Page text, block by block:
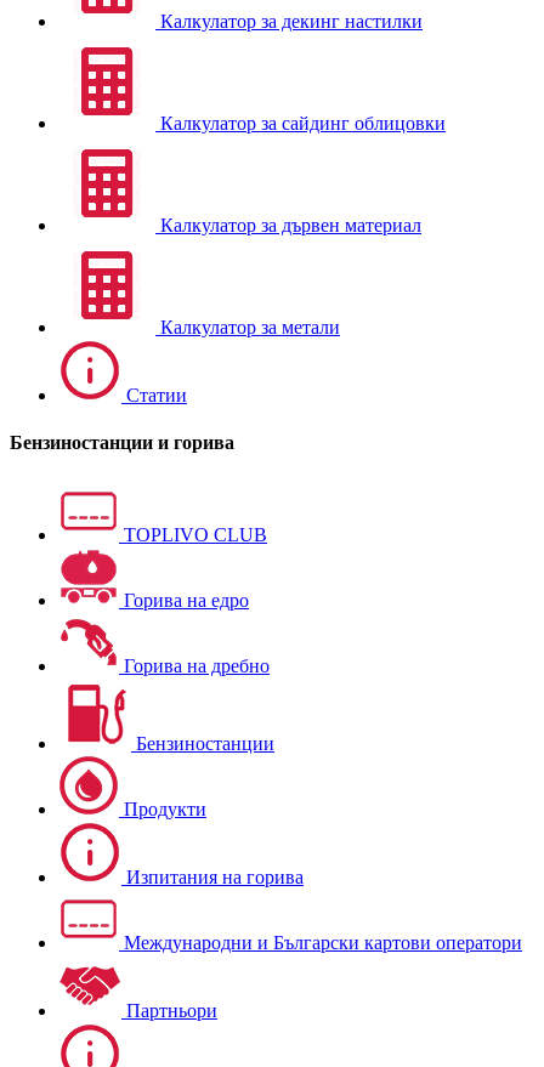
Калкулатор за декинг настилки
Калкулатор за сайдинг облицовки
Калкулатор за дървен материал
Калкулатор за метали
Статии
Бензиностанции и горива
TOPLIVO CLUB
Горива на едро
Горива на дребно
Бензиностанции
Продукти
Изпитания на горива
Международни и Български картови оператори
Партньори